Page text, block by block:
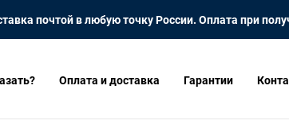
почтой в любую точку России. Оплата при
Оплата и доставка Гарантии